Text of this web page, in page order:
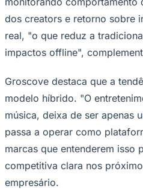
Corinthians
dos creators e retorno sobre
real, "o que reduz a
impactos offline",
Groscove destaca que a
modelo híbrido. "O
música, deixa de ser apenas
passa a operar como
marcas que entenderem isso
competitiva clara nos
empresário.